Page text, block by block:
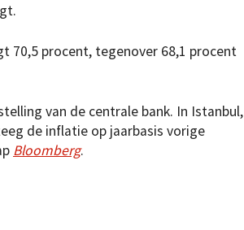
70,5 procent, tegenover 68,1 procent
van de centrale bank. In Istanbul,
de inflatie op jaarbasis vorige
Bloomberg.